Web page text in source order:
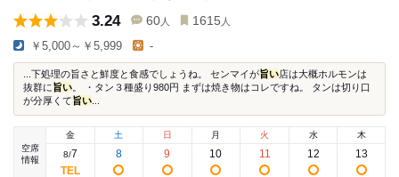
3.24 60 人 1615 人
￥5,000～￥5,999 -
...下処理の旨さと鮮度と食感でしょうね。 センマイが旨い店は大概ホルモンは
抜群に旨い 。 ・タン３種盛り980円 まずは焼き物はコレですね。 タンは切り口
が分厚くて旨い
空席
情報
金
8/7
土
8
日
9
月
10
火
11
水
12
木
13